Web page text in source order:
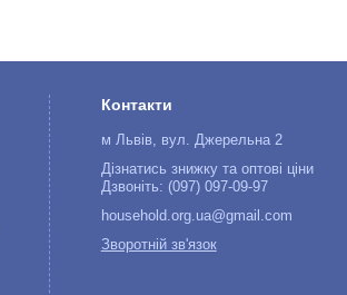
Контакти
м Львів, вул. Джерельна 2
Дізнатись знижку та оптові ціни
Дзвоніть: (097) 097-09-97
household.org.ua@gmail.com
Зворотній зв'язок